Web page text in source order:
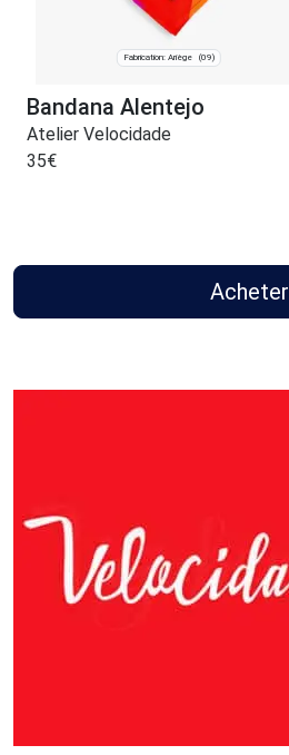
Fabrication: Ariège (09)
Bandana Alentejo
Atelier Velocidade
35€
Acheter